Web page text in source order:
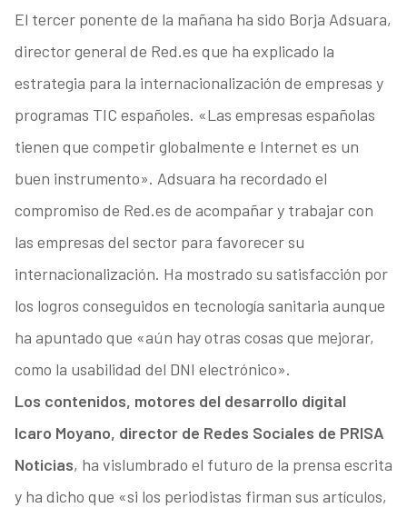
El tercer ponente de la mañana ha sido Borja Adsuara,
director general de Red.es que ha explicado la
estrategia para la internacionalización de empresas y
programas TIC españoles. «Las empresas españolas
tienen que competir globalmente e Internet es un
buen instrumento». Adsuara ha recordado el
compromiso de Red.es de acompañar y trabajar con
las empresas del sector para favorecer su
internacionalización. Ha mostrado su satisfacción por
los logros conseguidos en tecnología sanitaria aunque
ha apuntado que «aún hay otras cosas que mejorar,
como la usabilidad del DNI electrónico».
Los contenidos, motores del desarrollo digital
Icaro Moyano, director de Redes Sociales de PRISA
Noticias, ha vislumbrado el futuro de la prensa escrita
y ha dicho que «si los periodistas firman sus artículos,